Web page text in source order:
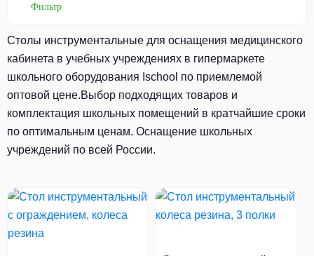
Фильтр
Столы инструментальные для оснащения медицинского
кабинета в учебных учреждениях в гипермаркете
школьного оборудования Ischool по приемлемой
оптовой цене.Выбор подходящих товаров и
комплектация школьных помещений в кратчайшие сроки
по оптимальным ценам. Оснащение школьных
учреждений по всей России.